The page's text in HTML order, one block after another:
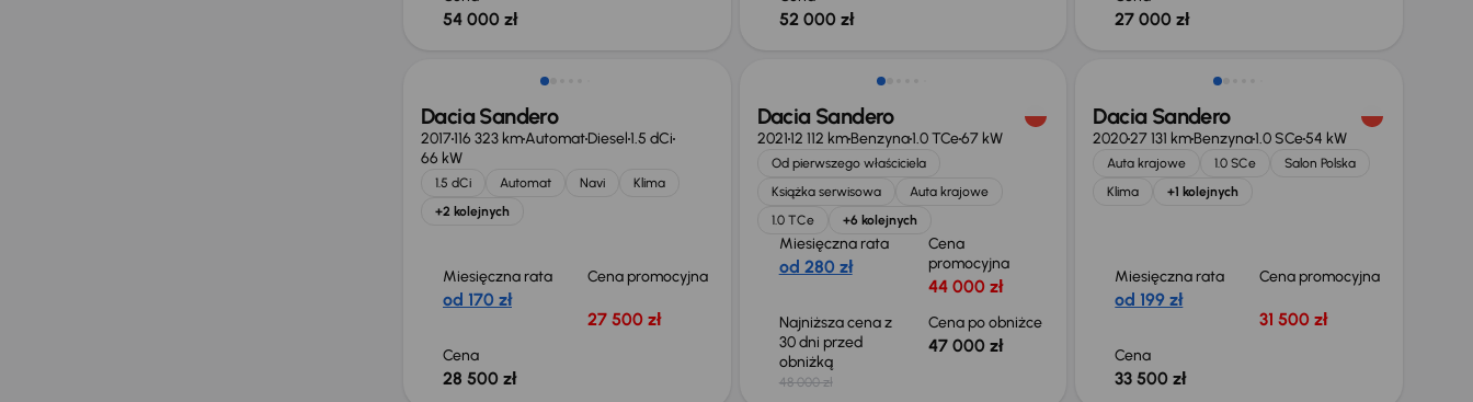
54 000 zł 52 000 zł 27 000 zł
Dacia Sandero
2017116 323 kmAutomatDiesel1.5 dCi
66 kW
1.5 dCi Automat Navi
Klima
+2 kolejnych
Miesięczna rata
od 170 zł
Cena promocyjna
27 500 zł
Cena
28 500 zł
Taniej o 1 000 zł
Dacia Sandero
202112 112 kmBenzyna1.0 TCe67 kW
Od pierwszego właściciela
Książka serwisowa
Auta krajowe
1.0 TCe
+6 kolejnych
Miesięczna rata
od 280 zł
Cena
promocyjna
44 000 zł
Najniższa cena z
30 dni przed
obniżką
48 000 zł
Cena po obniżce
47 000 zł
Dacia Sandero
202027 131 kmBenzyna1.0 SCe54 kW
Auta krajowe 1.0 SCe
Salon Polska
Klima
+1 kolejnych
Miesięczna rata
od 199 zł
Cena promocyjna
31 500 zł
Cena
33 500 zł
Możliwość odliczenia VAT Taniej o 500 zł